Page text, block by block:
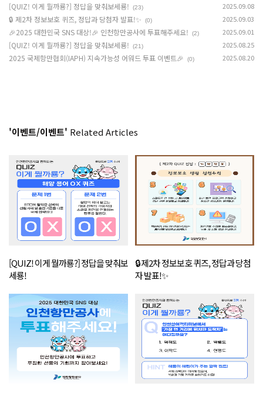
[QUIZ! 이게 뭘까룡?] 정답을 맞춰보세룡! (23) 2025.09.08
🔒 제2차 정보보호 퀴즈, 정답과 당첨자 발표!✨ (0) 2025.09.03
🎉2025 대한민국 SNS 대상!🎉 인천항만공사에 투표해주세요! (2) 2025.09.01
[QUIZ! 이게 뭘까룡?] 정답을 맞춰보세룡! (21) 2025.08.25
2025 국제항만협회(IAPH) 지속가능성 어워드 투표 이벤트🎉 (0) 2025.08.20
'이벤트/이벤트' Related Articles
[QUIZ! 이게 뭘까룡?] 정답을 맞춰보
세룡!
🔒 제2차 정보보호 퀴즈, 정답과 당첨
자 발표!✨